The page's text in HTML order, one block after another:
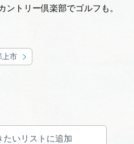
ントリー倶楽部でゴルフも。
上市
たいリストに追加